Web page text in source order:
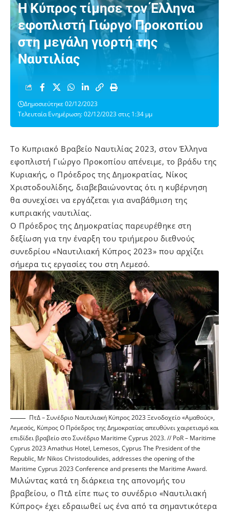
Η Κύπρος τίμησε τον Έλληνα
εφοπλιστή Γιώργο Προκοπίου
στη μεγάλη γιορτή της
Ναυτιλίας
Τελευταία Ενημέρωση: 02/12/2023 στις 1:34 μμ
Δημοσιεύτηκε 02/12/2023
Το Κυπριακό Βραβείο Ναυτιλίας 2023, στον Έλληνα
εφοπλιστή Γιώργο Προκοπίου απένειμε, το βράδυ της
Κυριακής, ο Πρόεδρος της Δημοκρατίας, Νίκος
Χριστοδουλίδης, διαβεβαιώνοντας ότι η κυβέρνηση
θα συνεχίσει να εργάζεται για αναβάθμιση της
κυπριακής ναυτιλίας.
Ο Πρόεδρος της Δημοκρατίας παρευρέθηκε στη
δεξίωση για την έναρξη του τριήμερου διεθνούς
συνεδρίου «Ναυτιλιακή Κύπρος 2023» που αρχίζει
σήμερα τις εργασίες του στη Λεμεσό.
ΠτΔ – Συνέδριο Ναυτιλιακή Κύπρος 2023 Ξενοδοχείο «Αμαθούς»,
Λεμεσός, Κύπρος Ο Πρόεδρος της Δημοκρατίας απευθύνει χαιρετισμό και
επιδίδει βραβείο στο Συνέδριο Maritime Cyprus 2023. // PoR – Maritime
Cyprus 2023 Amathus Hotel, Lemesos, Cyprus The President of the
Republic, Mr Nikos Christodoulides, addresses the opening of the
Maritime Cyprus 2023 Conference and presents the Maritime Award.
Μιλώντας κατά τη διάρκεια της απονομής του
βραβείου, ο ΠτΔ είπε πως το συνέδριο «Ναυτιλιακή
Κύπρος» έχει εδραιωθεί ως ένα από τα σημαντικότερα